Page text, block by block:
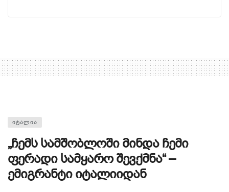
ᲘᲢᲐᲚᲘᲐ
„ჩემს სამშობლოში მინდა ჩემი
ფერადი სამყარო შევქმნა“ –
ემიგრანტი იტალიიდან